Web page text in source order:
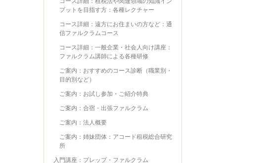
プットを目指す方：各種レクチャー
コース詳細：遠方にお住まいの方など：通
信ファルクラムコース
コース詳細：一般企業・社会人向け講座：
ファルクラム講師による各種研修
ご案内：おすすめのコース診断（職業別・
目的別など）
ご案内：お試し参加・ご紹介特典
ご案内：合宿・出張ファルクラム
ご案内：法人概要
ご案内：姉妹団体：アコード租税総合研究
所
入門講座：プレップ・ファルクラム